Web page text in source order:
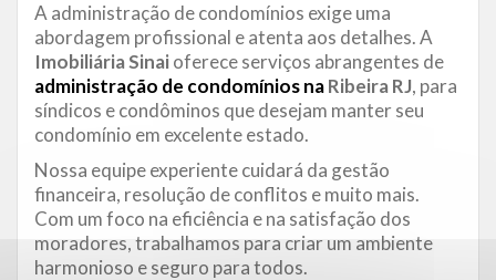
A administração de condomínios exige uma
abordagem profissional e atenta aos detalhes. A
Imobiliária Sinaioferece serviços abrangentes de
administração de condomínios naRibeira RJ, para
síndicos e condôminos que desejam manter seu
condomínio em excelente estado.
Nossa equipe experiente cuidará da gestão
financeira, resolução de conflitos e muito mais.
Com um foco na eficiência e na satisfação dos
moradores, trabalhamos para criar um ambiente
harmonioso e seguro para todos.